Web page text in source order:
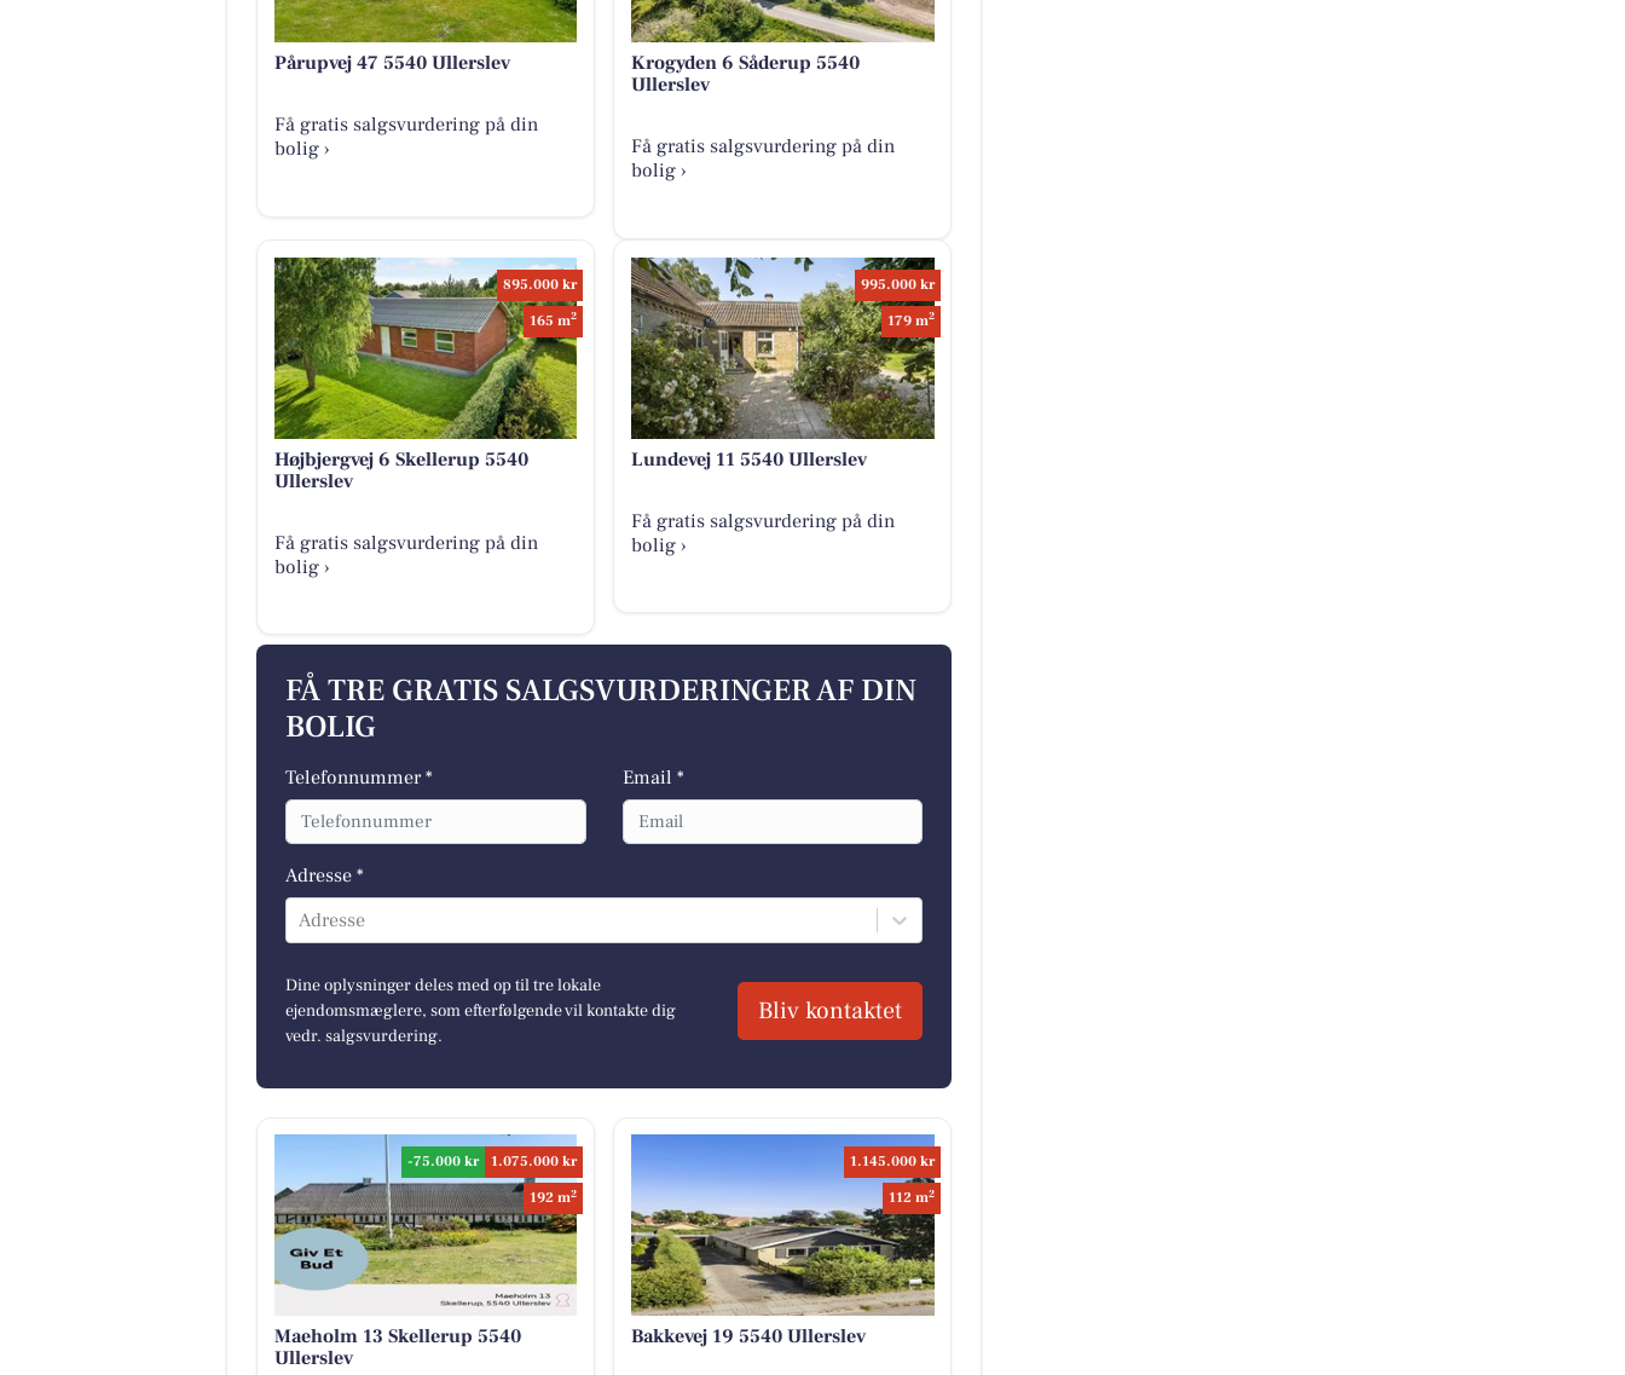
Pårupvej 47 5540 Ullerslev
Få gratis salgsvurdering på din
bolig ›
Krogyden 6 Såderup 5540
Ullerslev
Få gratis salgsvurdering på din
bolig ›
895.000 kr
165 m2
Højbjergvej 6 Skellerup 5540
Ullerslev
Få gratis salgsvurdering på din
bolig ›
995.000 kr
179 m2
Lundevej 11 5540 Ullerslev
Få gratis salgsvurdering på din
bolig ›
FÅ TRE GRATIS SALGSVURDERINGER AF DIN
BOLIG
Telefonnummer * Email *
Adresse *
Adresse
Dine oplysninger deles med op til tre lokale
ejendomsmæglere, som efterfølgende vil kontakte dig
vedr. salgsvurdering.
Bliv kontaktet
-75.000 kr
1.075.000 kr
192 m2
Maeholm 13 Skellerup 5540
Ullerslev
1.145.000 kr
112 m2
Bakkevej 19 5540 Ullerslev